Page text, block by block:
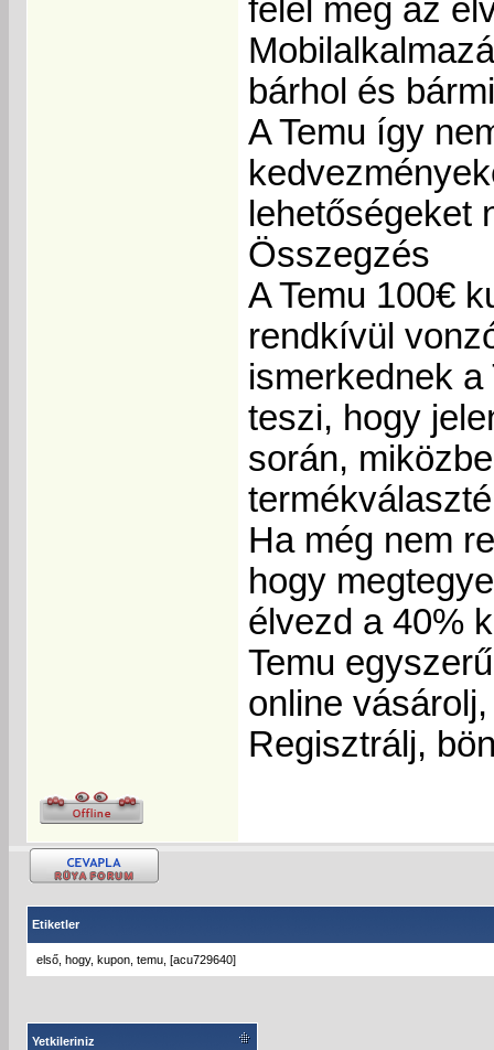
felel meg az
bárhol és
A Temu így
lehetőségeket
Összegzés
A Temu 100€
rendkívül
ismerkednek
teszi, hogy
során,
Ha még nem
hogy
élvezd a 40%
Temu
online
Regisztrálj,
Etiketler
első hogy, kupon temu [acu729640]
Yetkileriniz